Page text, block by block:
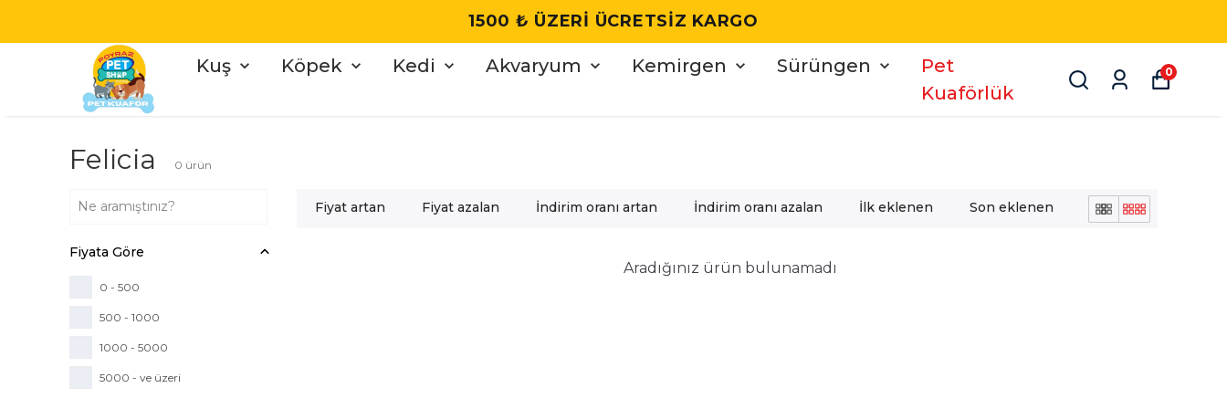
1500 ₺ ÜZERI ÜCRETSIZ KARGO
Kuş Köpek Kedi Akvaryum Kemirgen Sürüngen
Pet
Kuaförlük
0
Felicia 0 ürün
Fiyat artan Fiyat azalan İndirim oranı artan İndirim oranı azalan İlk eklenen Son eklenen
Fiyata Göre
0 - 500
500 - 1000
1000 - 5000
5000 - ve üzeri
Aradığınız ürün bulunamadı